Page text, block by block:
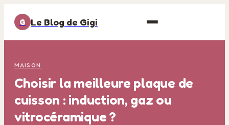
G Le Blog de Gigi
MAISON
Choisir la meilleure plaque de
cuisson : induction, gaz ou
vitrocéramique ?